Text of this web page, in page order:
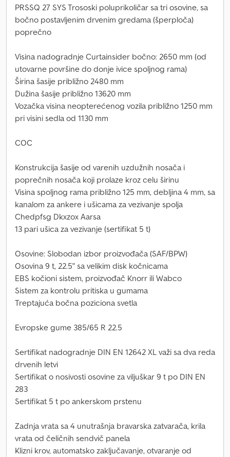
PRSSQ 27 SYS Trososki poluprikoličar sa tri osovine, sa
bočno postavljenim drvenim gredama (šperploča)
poprečno
Visina nadogradnje Curtainsider bočno: 2650 mm (od
utovarne površine do donje ivice spoljnog rama)
Širina šasije približno 2480 mm
Dužina šasije približno 13620 mm
Vozačka visina neopterećenog vozila približno 1250 mm
pri visini sedla od 1130 mm
COC
Konstrukcija šasije od varenih uzdužnih nosača i
poprečnih nosača koji prolaze kroz celu širinu
Visina spoljnog rama približno 125 mm, debljina 4 mm, sa
kanalom za ankere i ušicama za vezivanje spolja
Chedpfsg Dkxzox Aarsa
13 pari ušica za vezivanje (sertifikat 5 t)
Osovine: Slobodan izbor proizvođača (SAF/BPW)
Osovina 9 t, 22.5" sa velikim disk kočnicama
EBS kočioni sistem, proizvođač Knorr ili Wabco
Sistem za kontrolu pritiska u gumama
Treptajuća bočna poziciona svetla
Evropske gume 385/65 R 22.5
Sertifikat nadogradnje DIN EN 12642 XL važi sa dva reda
drvenih letvi
Sertifikat o nosivosti osovine za viljuškar 9 t po DIN EN
283
Sertifikat 5 t po ankerskom prstenu
Zadnja vrata sa 4 unutrašnja bravarska zatvarača, krila
vrata od čeličnih sendvič panela
Klizni krov, automatsko zaključavanje, otvaranje od